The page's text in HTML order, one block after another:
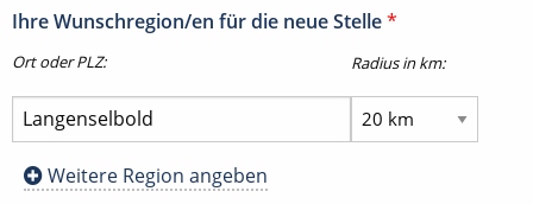
Ihre Wunschregion/en für die neue Stelle*
Ort oder PLZ: Radius in km:
Weitere Region angeben